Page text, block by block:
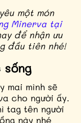
một món
Minerva tại
để nhận ưu
đầu tiên nhé!
mai mình sẽ
cho người ấy.
tag tên người
này nhé